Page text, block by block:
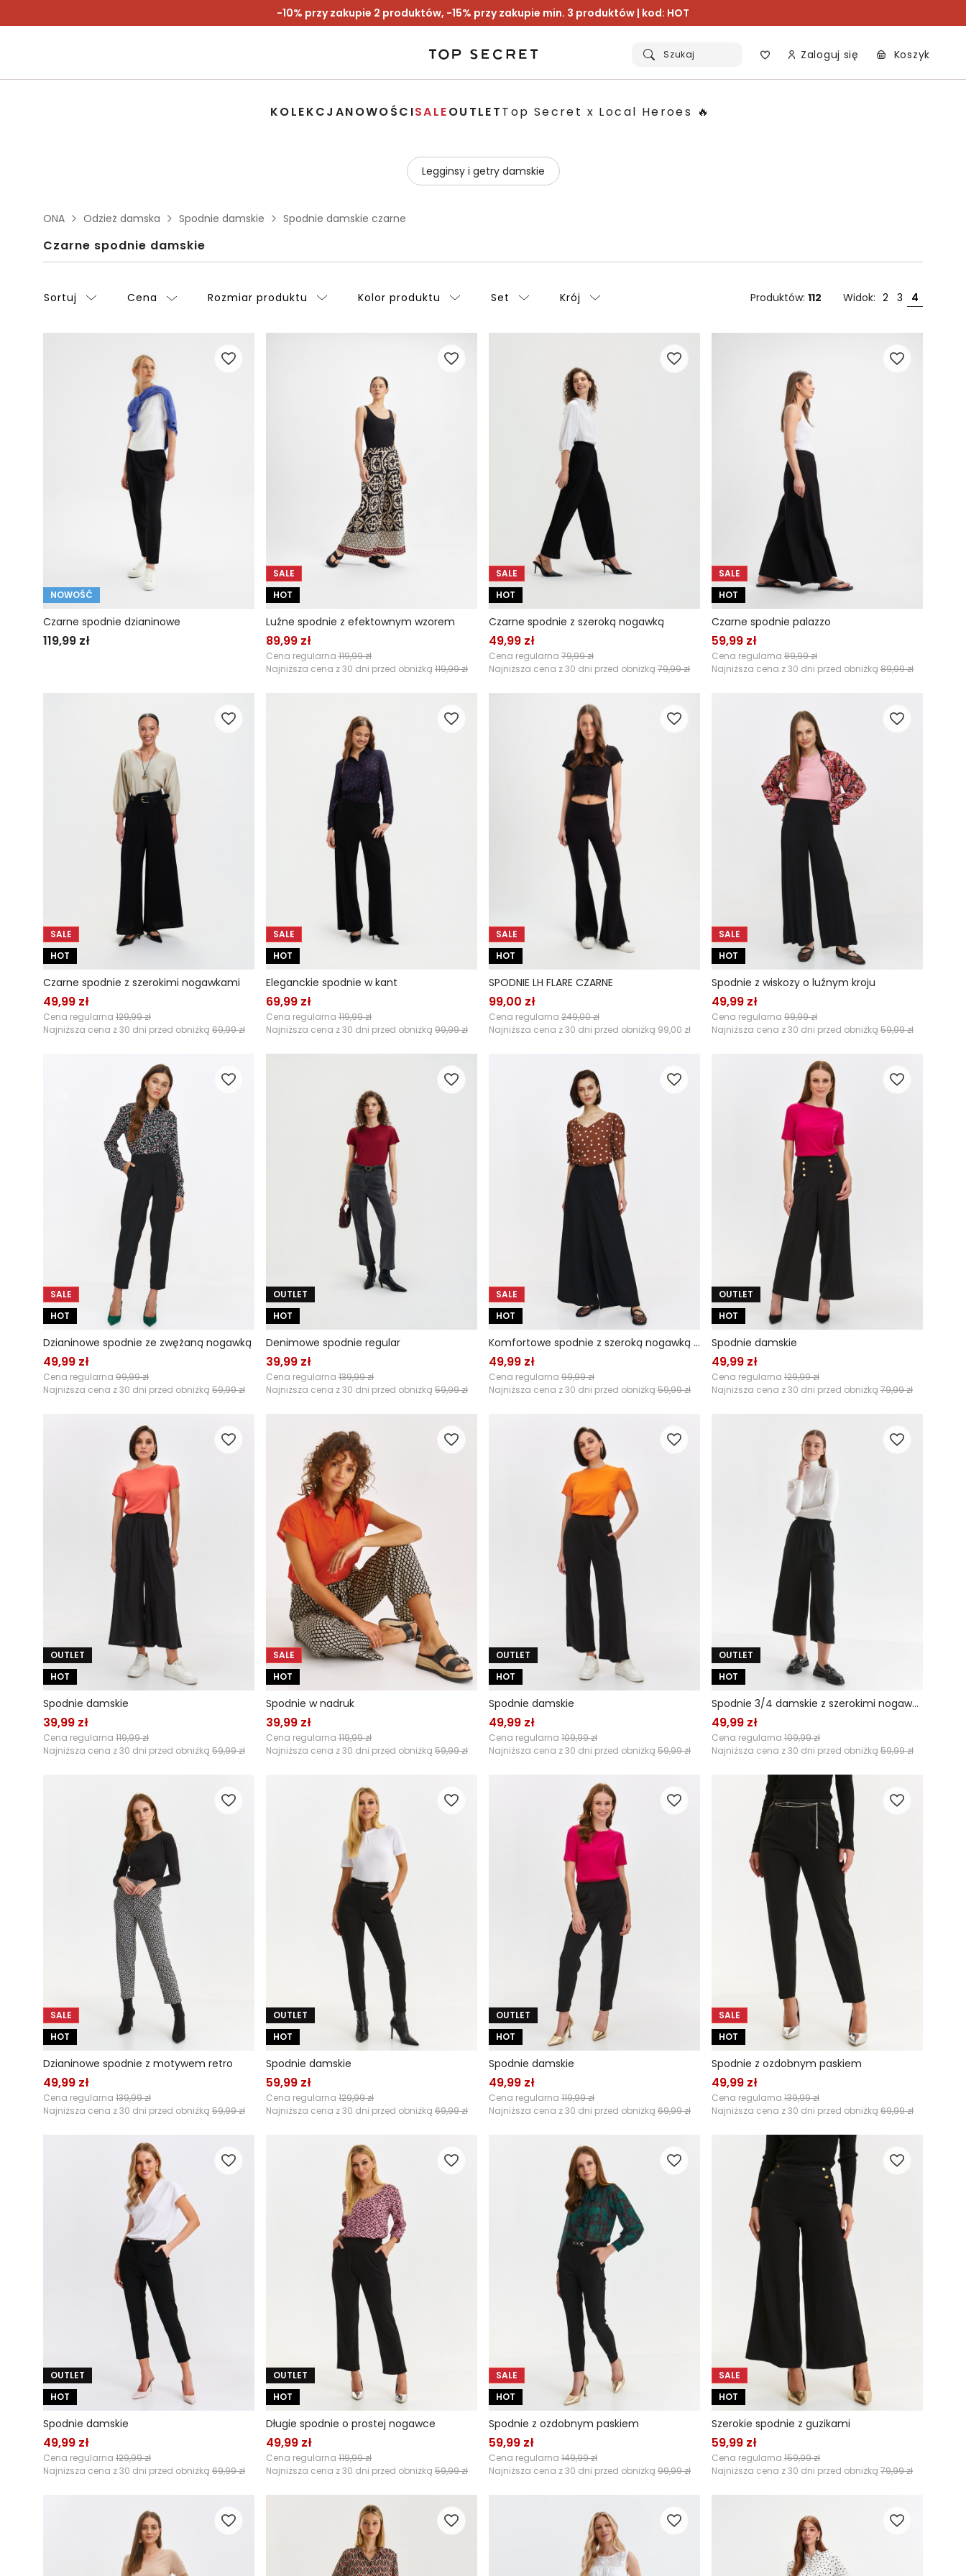
-10% przy zakupie 2 produktów, -15% przy zakupie min. 3 produktów | kod: HOT
Szukaj Zaloguj się Koszyk
KOLEKCJANOWOŚCISALEOUTLETTop Secret x Local Heroes 🔥
Legginsy i getry damskie
ONA Odzież damska Spodnie damskie Spodnie damskie czarne
Czarne spodnie damskie
Sortuj Cena Rozmiar produktu Kolor produktu Set Krój Produktów: 112 Widok: 2 3 4
NOWOŚĆ
Czarne spodnie dzianinowe
119,99 zł
SALE
HOT
Luźne spodnie z efektownym wzorem
89,99 zł
Cena regularna 119,99 zł
Najniższa cena z 30 dni przed obniżką 119,99 zł
SALE
HOT
Czarne spodnie z szeroką nogawką
49,99 zł
Cena regularna 79,99 zł
Najniższa cena z 30 dni przed obniżką 79,99 zł
SALE
HOT
Czarne spodnie palazzo
59,99 zł
Cena regularna 89,99 zł
Najniższa cena z 30 dni przed obniżką 89,99 zł
SALE
HOT
Czarne spodnie z szerokimi nogawkami
49,99 zł
Cena regularna 129,99 zł
Najniższa cena z 30 dni przed obniżką 69,99 zł
SALE
HOT
Eleganckie spodnie w kant
69,99 zł
Cena regularna 119,99 zł
Najniższa cena z 30 dni przed obniżką 99,99 zł
SALE
HOT
SPODNIE LH FLARE CZARNE
99,00 zł
Cena regularna 249,00 zł
Najniższa cena z 30 dni przed obniżką 99,00 zł
SALE
HOT
Spodnie z wiskozy o luźnym kroju
49,99 zł
Cena regularna 99,99 zł
Najniższa cena z 30 dni przed obniżką 59,99 zł
SALE
HOT
Dzianinowe spodnie ze zwężaną nogawką
49,99 zł
Cena regularna 99,99 zł
Najniższa cena z 30 dni przed obniżką 59,99 zł
OUTLET
HOT
Denimowe spodnie regular
39,99 zł
Cena regularna 139,99 zł
Najniższa cena z 30 dni przed obniżką 59,99 zł
SALE
HOT
Komfortowe spodnie z szeroką nogawką w kolorze czarnym
49,99 zł
Cena regularna 99,99 zł
Najniższa cena z 30 dni przed obniżką 59,99 zł
OUTLET
HOT
Spodnie damskie
49,99 zł
Cena regularna 129,99 zł
Najniższa cena z 30 dni przed obniżką 79,99 zł
OUTLET
HOT
Spodnie damskie
39,99 zł
Cena regularna 119,99 zł
Najniższa cena z 30 dni przed obniżką 59,99 zł
SALE
HOT
Spodnie w nadruk
39,99 zł
Cena regularna 119,99 zł
Najniższa cena z 30 dni przed obniżką 59,99 zł
OUTLET
HOT
Spodnie damskie
49,99 zł
Cena regularna 109,99 zł
Najniższa cena z 30 dni przed obniżką 59,99 zł
OUTLET
HOT
Spodnie 3/4 damskie z szerokimi nogawkami
49,99 zł
Cena regularna 109,99 zł
Najniższa cena z 30 dni przed obniżką 59,99 zł
SALE
HOT
Dzianinowe spodnie z motywem retro
49,99 zł
Cena regularna 139,99 zł
Najniższa cena z 30 dni przed obniżką 59,99 zł
OUTLET
HOT
Spodnie damskie
59,99 zł
Cena regularna 129,99 zł
Najniższa cena z 30 dni przed obniżką 69,99 zł
OUTLET
HOT
Spodnie damskie
49,99 zł
Cena regularna 119,99 zł
Najniższa cena z 30 dni przed obniżką 69,99 zł
SALE
HOT
Spodnie z ozdobnym paskiem
49,99 zł
Cena regularna 139,99 zł
Najniższa cena z 30 dni przed obniżką 69,99 zł
OUTLET
HOT
Spodnie damskie
49,99 zł
Cena regularna 129,99 zł
Najniższa cena z 30 dni przed obniżką 69,99 zł
OUTLET
HOT
Długie spodnie o prostej nogawce
49,99 zł
Cena regularna 119,99 zł
Najniższa cena z 30 dni przed obniżką 59,99 zł
SALE
HOT
Spodnie z ozdobnym paskiem
59,99 zł
Cena regularna 149,99 zł
Najniższa cena z 30 dni przed obniżką 99,99 zł
SALE
HOT
Szerokie spodnie z guzikami
59,99 zł
Cena regularna 159,99 zł
Najniższa cena z 30 dni przed obniżką 79,99 zł